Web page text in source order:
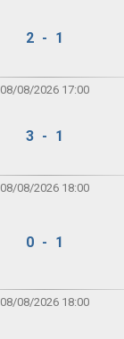
2 - 1
08/08/2026 17:00
3 - 1
08/08/2026 18:00
0 - 1
08/08/2026 18:00